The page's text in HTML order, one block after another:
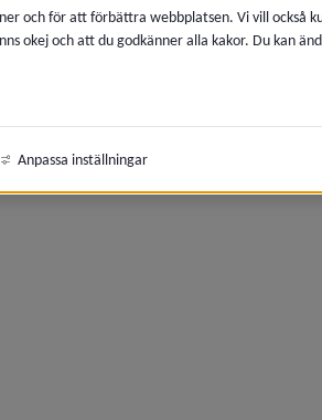
öppnas i nytt fönster.
web browsers
webbläsare
till annan webbplats, öppnas i nytt
till annan webbplats, öppnas i nytt
och för att förbättra webbplatsen. Vi vill också
okej och att du godkänner alla kakor. Du kan
Anpassa inställningar